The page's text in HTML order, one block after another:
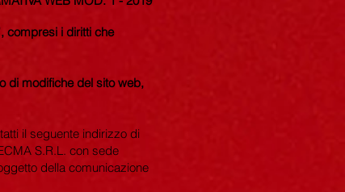
compresi i diritti che
di modifiche del sito web,
il seguente indirizzo di
S.R.L. con sede
della comunicazione